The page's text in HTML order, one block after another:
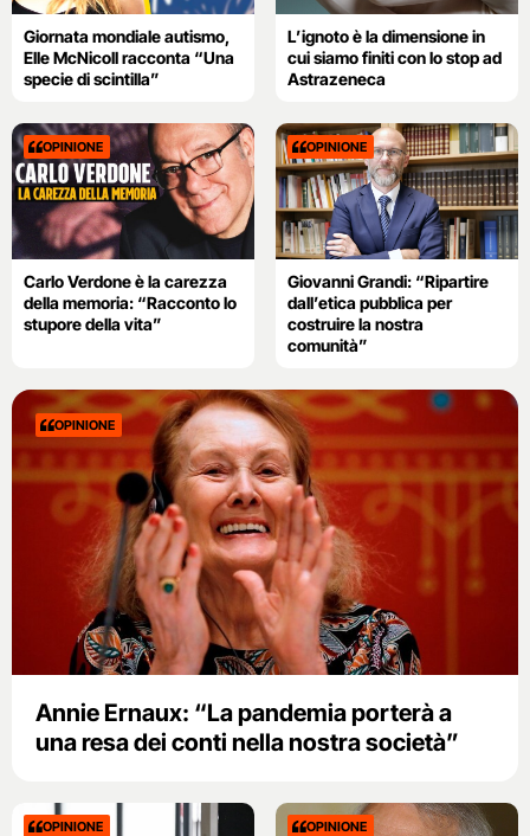
Giornata mondiale autismo,
Elle McNicoll racconta “Una
specie di scintilla”
L’ignoto è la dimensione in
cui siamo finiti con lo stop ad
Astrazeneca
OPINIONE
Carlo Verdone è la carezza
della memoria: “Racconto lo
stupore della vita”
OPINIONE
Giovanni Grandi: “Ripartire
dall’etica pubblica per
costruire la nostra
comunità”
OPINIONE
Annie Ernaux: “La pandemia porterà a
una resa dei conti nella nostra società”
OPINIONE OPINIONE